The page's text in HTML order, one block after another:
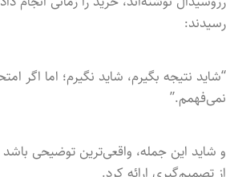
رسیدند:
“شاید نتیجه بگیرم، شاید نگیرم؛ اما اگر
نمی‌فهمم.”
و شاید این جمله، واقعی‌ترین توضیحی باشد